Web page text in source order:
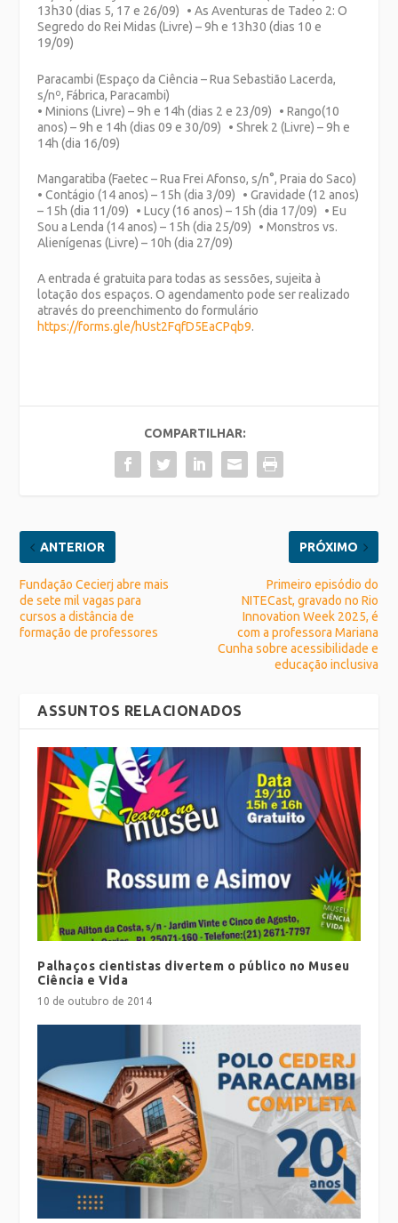
13h30 (dias 5, 17 e 26/09) • As Aventuras de Tadeo 2: O
Segredo do Rei Midas (Livre) – 9h e 13h30 (dias 10 e
19/09)
Paracambi (Espaço da Ciência – Rua Sebastião Lacerda,
s/nº, Fábrica, Paracambi)
• Minions (Livre) – 9h e 14h (dias 2 e 23/09) • Rango(10
anos) – 9h e 14h (dias 09 e 30/09) • Shrek 2 (Livre) – 9h e
14h (dia 16/09)
Mangaratiba (Faetec – Rua Frei Afonso, s/n°, Praia do Saco)
• Contágio (14 anos) – 15h (dia 3/09) • Gravidade (12 anos)
– 15h (dia 11/09) • Lucy (16 anos) – 15h (dia 17/09) • Eu
Sou a Lenda (14 anos) – 15h (dia 25/09) • Monstros vs.
Alienígenas (Livre) – 10h (dia 27/09)
A entrada é gratuita para todas as sessões, sujeita à
lotação dos espaços. O agendamento pode ser realizado
através do preenchimento do formulário
https://forms.gle/hUst2FqfD5EaCPqb9.
COMPARTILHAR:
ANTERIOR
Fundação Cecierj abre mais
de sete mil vagas para
cursos a distância de
formação de professores
PRÓXIMO
Primeiro episódio do
NITECast, gravado no Rio
Innovation Week 2025, é
com a professora Mariana
Cunha sobre acessibilidade e
educação inclusiva
ASSUNTOS RELACIONADOS
Palhaços cientistas divertem o público no Museu
Ciência e Vida
10 de outubro de 2014